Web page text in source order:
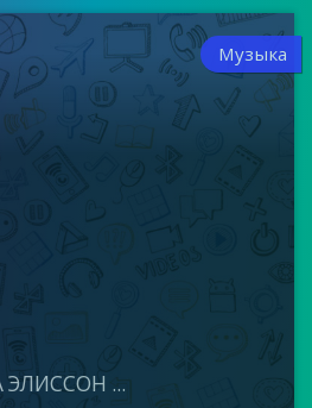
Музыка
...